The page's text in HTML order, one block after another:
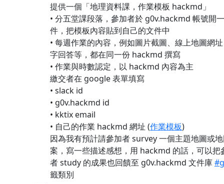
提供一個「地理資料課，作業模板 hackmd」
• 分五堂課段落，參加者於 g0v.hackmd 帳號開
件，把模板內容貼到自己的文件中
• 每週作業的內容，例如圖片截圖、線上地圖網
字回答等，都在同一份 hackmd 撰寫
• 作業與時數認定，以 hackmd 內容為主
繳交者在 google 表單填寫
• slack id
• g0v.hackmd id
• kktix email
• 自己的作業 hackmd 網址 (作業模板)
因為我有預計請參加者 survey 一個主題地圖或
案，寫一些描述感想，用 hackmd 的話，可以把
者 study 的成果也回饋至 g0v.hackmd 文件庫
籤類別